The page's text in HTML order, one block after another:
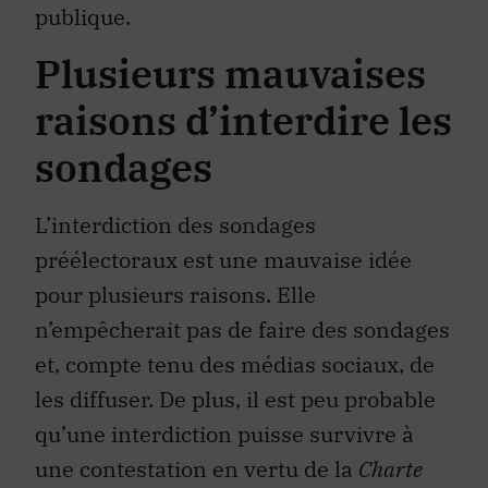
publique.
Plusieurs mauvaises
raisons d’interdire les
sondages
L’interdiction des sondages
préélectoraux est une mauvaise idée
pour plusieurs raisons. Elle
n’empêcherait pas de faire des sondages
et, compte tenu des médias sociaux, de
les diffuser. De plus, il est peu probable
qu’une interdiction puisse survivre à
une contestation en vertu de la Charte